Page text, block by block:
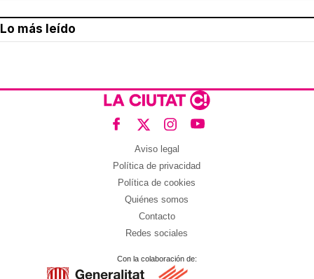
Lo más leído
Aviso legal
Política de privacidad
Política de cookies
Quiénes somos
Contacto
Redes sociales
Con la colaboración de: